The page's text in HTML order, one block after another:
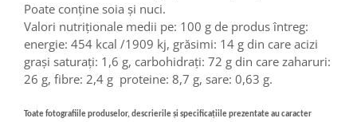
Poate conține soia și nuci.
Valori nutriționale medii pe: 100 g de produs întreg:
energie: 454 kcal /1909 kj, grăsimi: 14 g din care acizi
grași saturați: 1,6 g, carbohidrați: 72 g din care zaharuri:
26 g, fibre: 2,4 g proteine: 8,7 g, sare: 0,63 g.
Toate fotografiile produselor, descrierile și specificațiile prezentate au caracter